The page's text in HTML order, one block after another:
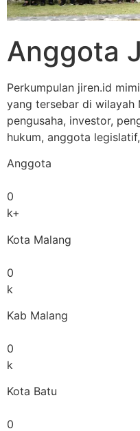
Anggota
Perkumpulan jiren.id
yang tersebar di wilayah
pengusaha, investor,
hukum, anggota
Anggota
0
k+
Kota Malang
0
k
Kab Malang
0
k
Kota Batu
0